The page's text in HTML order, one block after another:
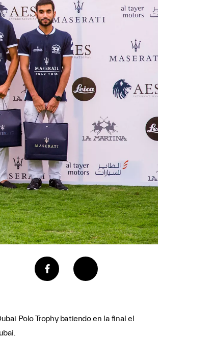
Polo Trophy batiendo en la final el